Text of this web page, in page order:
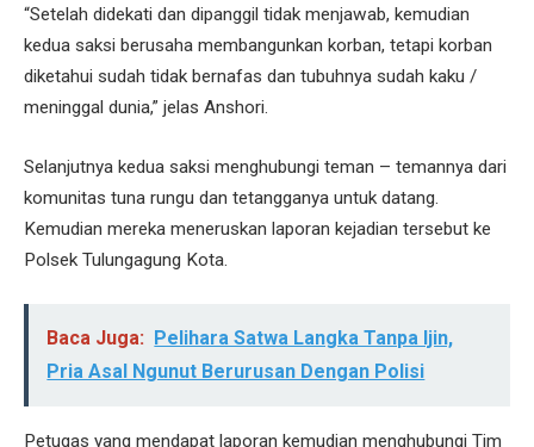
“Setelah didekati dan dipanggil tidak menjawab, kemudian
kedua saksi berusaha membangunkan korban, tetapi korban
diketahui sudah tidak bernafas dan tubuhnya sudah kaku /
meninggal dunia,” jelas Anshori.
Selanjutnya kedua saksi menghubungi teman – temannya dari
komunitas tuna rungu dan tetangganya untuk datang.
Kemudian mereka meneruskan laporan kejadian tersebut ke
Polsek Tulungagung Kota.
Baca Juga: Pelihara Satwa Langka Tanpa Ijin,
Pria Asal Ngunut Berurusan Dengan Polisi
Petugas yang mendapat laporan kemudian menghubungi Tim